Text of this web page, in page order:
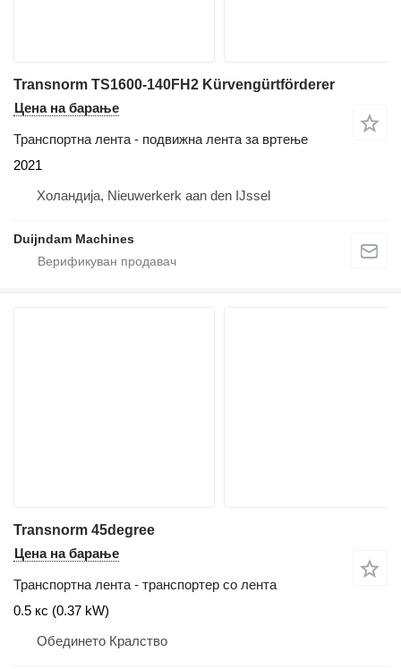
Transnorm TS1600-140FH2 Kürvengürtförderer
Цена на барање
Транспортна лента - подвижна лента за вртење
2021
Холандија, Nieuwerkerk aan den IJssel
Duijndam Machines
Transnorm 45degree
Цена на барање
Транспортна лента - транспортер со лента
0.5 кс (0.37 kW)
Обединето Кралство